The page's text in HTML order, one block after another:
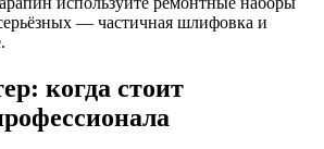
— частичная шлифовка и
когда стоит